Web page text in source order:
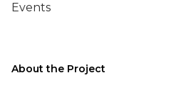
Events
About the Project